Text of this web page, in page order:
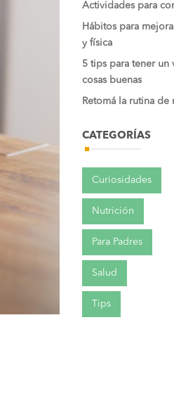
Actividades para
Hábitos para
y física
5 tips para tener un
cosas buenas
Retomá la rutina de
CATEGORÍAS
Curiosidades
Nutrición
Para Padres
Salud
Tips